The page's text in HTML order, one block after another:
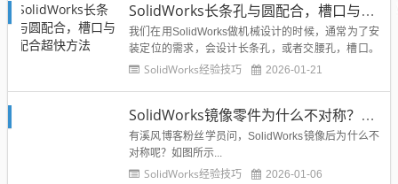
SolidWorks长条孔与圆配合，槽口与圆配合超快方法
我们在用SolidWorks做机械设计的时候，通常为了安
装定位的需求，会设计长条孔，或者交腰孔，槽口。
而我们在用SolidWorks装配的时候，通常也会安装到
SolidWorks经验技巧 2026-01-21
SolidWorks镜像零件为什么不对称？镜像命令使用详解
有溪风博客粉丝学员问，SolidWorks镜像后为什么不
对称呢？如图所示...
SolidWorks经验技巧 2026-01-06